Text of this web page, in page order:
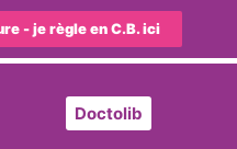
- je règle en C.B. ici
Doctolib